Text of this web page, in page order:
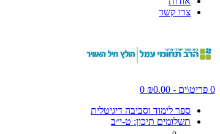
צרו קשר
0 פריט\ים - ₪0.00
0
ספר לימוד וסביבה דיגיטלית
תשלומים תיכון: ט-י״ב